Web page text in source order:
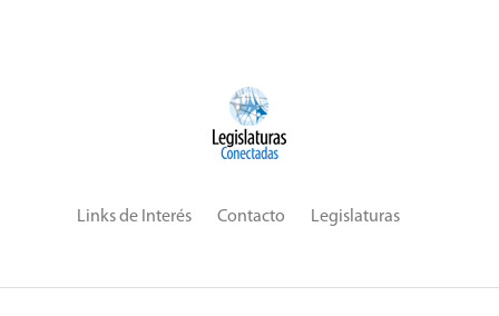
Links de Interés Contacto Legislaturas